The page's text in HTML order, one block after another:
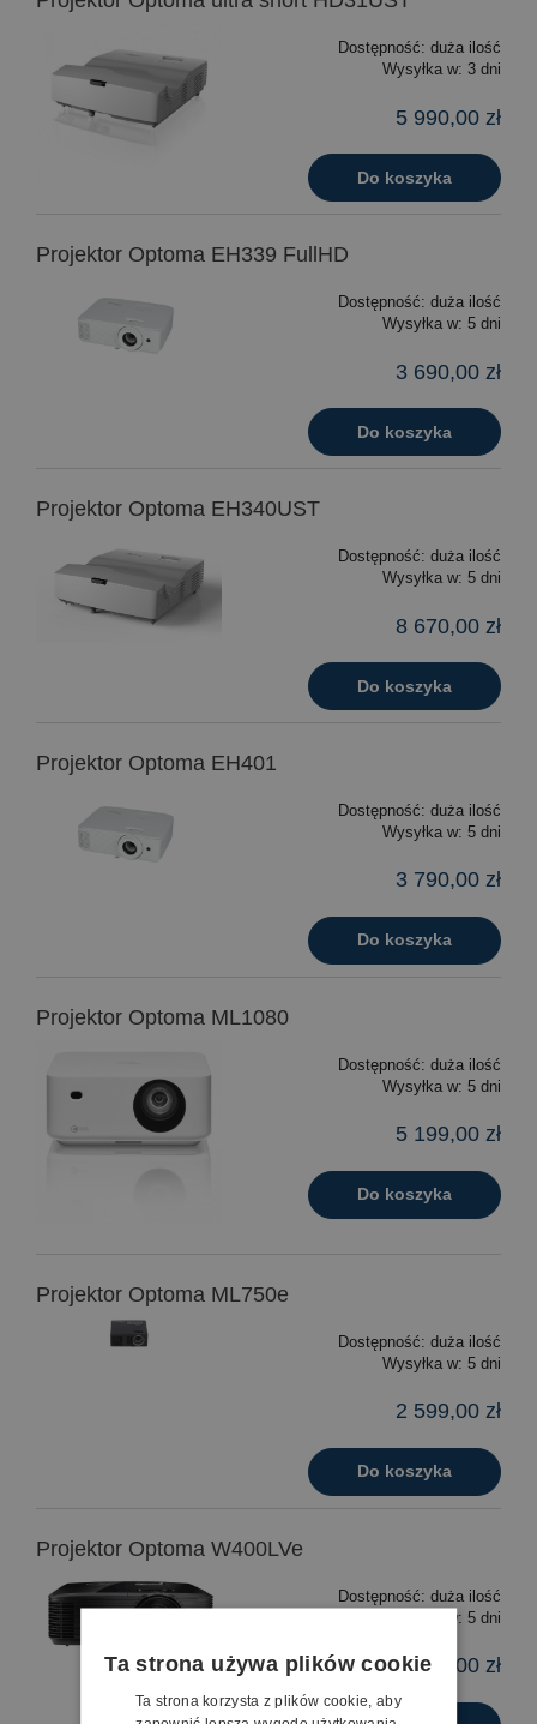
Dostępność: duża ilość
Wysyłka w: 3 dni
5 990,00 zł
Do koszyka
Projektor Optoma EH339 FullHD
Dostępność: duża ilość
Wysyłka w: 5 dni
3 690,00 zł
Do koszyka
Projektor Optoma EH340UST
Dostępność: duża ilość
Wysyłka w: 5 dni
8 670,00 zł
Do koszyka
Projektor Optoma EH401
Dostępność: duża ilość
Wysyłka w: 5 dni
3 790,00 zł
Do koszyka
Projektor Optoma ML1080
Dostępność: duża ilość
Wysyłka w: 5 dni
5 199,00 zł
Do koszyka
Projektor Optoma ML750e
Dostępność: duża ilość
Wysyłka w: 5 dni
2 599,00 zł
Do koszyka
Projektor Optoma W400LVe
Dostępność: duża ilość
Wysyłka w: 5 dni
2 690,00 zł
Ta strona używa plików cookie
Ta strona korzysta z plików cookie, aby